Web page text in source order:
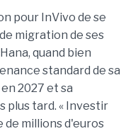
pour InVivo de se
migration de ses
quand bien
standard de sa
2027 et sa
plus tard. « Investir
de millions d'euros